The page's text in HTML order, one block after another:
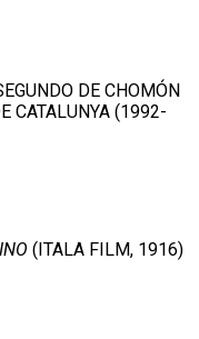
DE CHOMÓN
CATALUNYA (1992-
(ITALA FILM, 1916)